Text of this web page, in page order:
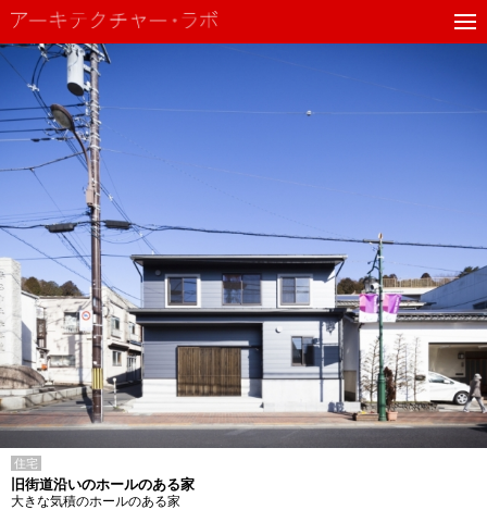
住宅
旧街道沿いのホールのある家
大きな気積のホールのある家